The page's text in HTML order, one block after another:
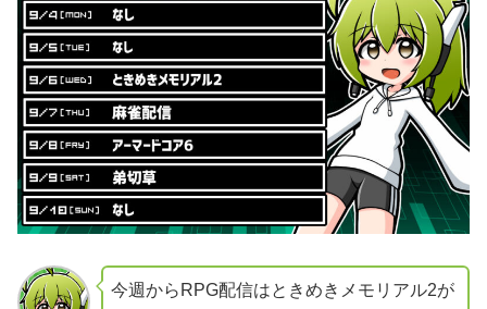
今週からRPG配信はときめきメモリアル2が